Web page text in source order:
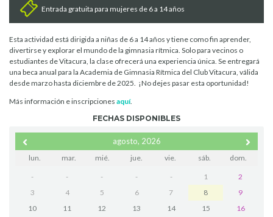
Entrada gratuita para mujeres de 6 a 14 años
Esta actividad está dirigida a niñas de 6 a 14 años y tiene como fin aprender,
divertirse y explorar el mundo de la gimnasia rítmica. Solo para vecinos o
estudiantes de Vitacura, la clase ofrecerá una experiencia única. Se entregará
una beca anual para la Academia de Gimnasia Rítmica del Club Vitacura, válida
desde marzo hasta diciembre de 2025. ¡No dejes pasar esta oportunidad!
Más información e inscripciones aquí.
FECHAS DISPONIBLES
agosto, 2026
lun. mar. mié. jue. vie. sáb. dom.
- - - - - 1
2
3
4 5 6 7 8
9
10
11 12 13 14 15
16